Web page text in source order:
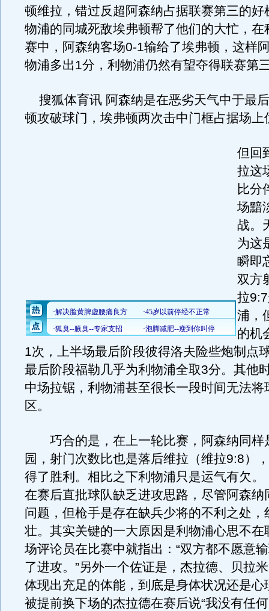
顿维拉，错过反超阿森纳占据联赛第三的好
物浦的同城死敌埃弗顿帮了他们的大忙，在
赛中，阿森纳客场0-1输给了埃弗顿，这样
物浦多出1分，利物浦仍然有望夺得联赛第
搜狐体育讯 阿森纳是在恶劣天气中于最
顿攻破球门，埃弗顿两次击中门框占据场上
但回
拉这
比分
场黯
战。
为这
瞬即
双方
拉
浦，
的机
1次，上半场最后阶段彼得洛夫险些炮制点
最后阶段福勒几乎为利物浦全取3分。其他
中场拉锯，利物浦甚至很长一段时间无法将
区。
巧合的是，在上一轮比赛，阿森纳同样
园，射门次数比也是落后维拉（维拉9:8）
得了胜利。相比之下利物浦只是运气有欠。
在赛后直批球队缺乏进攻思路，尽管阿森纳
问题，但枪手是存在缺兵少将的不利之处，
壮。其实关键的一大原因是利物浦心思不在
场评论员在比赛中就指出：“双方都不愿意
了进攻。”另外一个佐证是，杰拉德、贝拉
体现出充足的体能，到底是身体状况还是心
被提前换下场的杰拉德在赛后说“我没有任